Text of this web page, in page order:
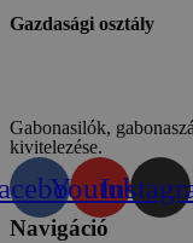
Gazdasági osztály
Gabonasilók,
kivitelezése.
Youtube
Navigáció